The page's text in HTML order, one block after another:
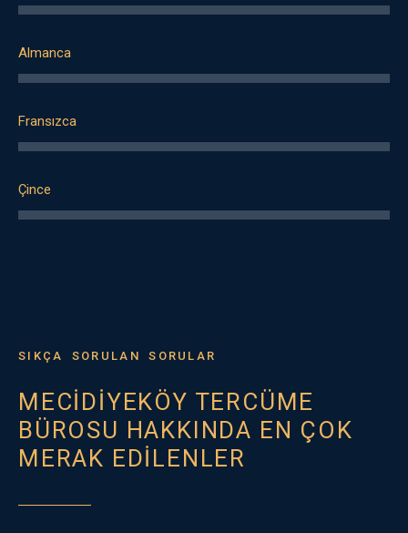
Almanca
Fransızca
Çince
SIKÇA SORULAN SORULAR
MECİDİYEKÖY TERCÜME
BÜROSU HAKKINDA EN ÇOK
MERAK EDİLENLER